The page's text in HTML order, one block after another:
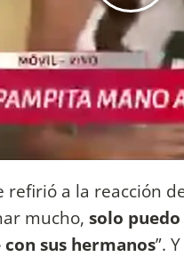
refirió a la reacción
mucho, solo
sus hermanos”.